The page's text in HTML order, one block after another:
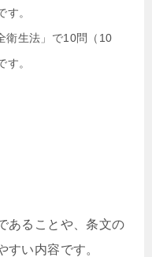
。
衛生法」で10問（10
。
あることや、条文の
すい内容です。